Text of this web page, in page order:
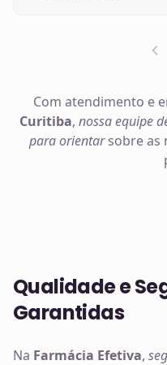
Com atendimento e
Curitiba, nossa equipe
para orientarsobre as
Qualidade e
Garantidas
Na Farmácia Efetiva,